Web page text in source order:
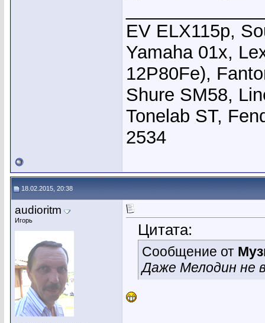
EV ELX115p,
Yamaha 01x,
12P80Fe),
Shure SM58,
Tonelab ST,
2534
18.02.2015, 20:38
audioritm
Игорь
Цитата:
Сообщение от
Даже Мелодин не